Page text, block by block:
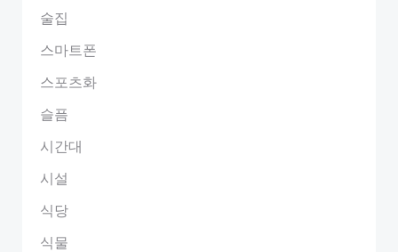
술집
스마트폰
스포츠화
슬픔
시간대
시설
식당
식물